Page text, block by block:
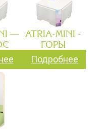
— ATRIA-MINI -
ГОРЫ
Подробнее